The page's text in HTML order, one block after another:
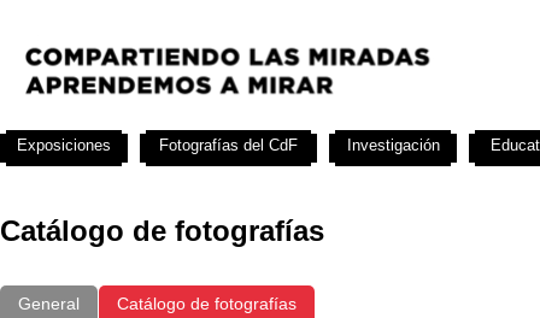
Catálogo de fotografías
General Catálogo de fotografías
Exposiciones Fotografías del CdF Investigación